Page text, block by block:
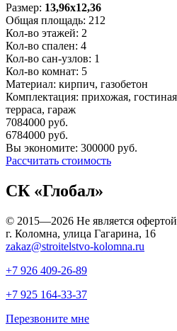
Размер: 13,96x12,36
Общая площадь: 212
Кол-во этажей: 2
Кол-во спален: 4
Кол-во сан-узлов: 1
Кол-во комнат: 5
Материал: кирпич, газобетон
Комплектация: прихожая,
терраса, гараж
7084000 руб.
6784000 руб.
Вы экономите: 300000 руб.
Рассчитать стоимость
СК «Глобал»
© 2015—2026 Не является
г. Коломна, улица Гагарина, 16
zakaz@stroitelstvo-kolomna.ru
+7 926 409-26-89
+7 925 164-33-37
Перезвоните мне